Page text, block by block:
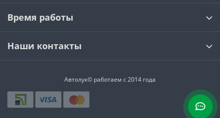
Время работы
Наши контакты
Автолук© работаем с 2014 года